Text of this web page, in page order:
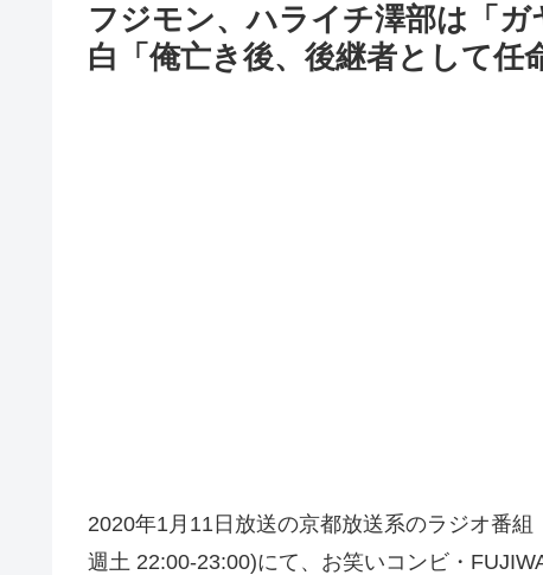
フジモン、ハライチ澤部は「
白「俺亡き後、後継者として任
2020年1月11日放送の京都放送系のラジオ番
週土 22:00-23:00)にて、お笑いコンビ・